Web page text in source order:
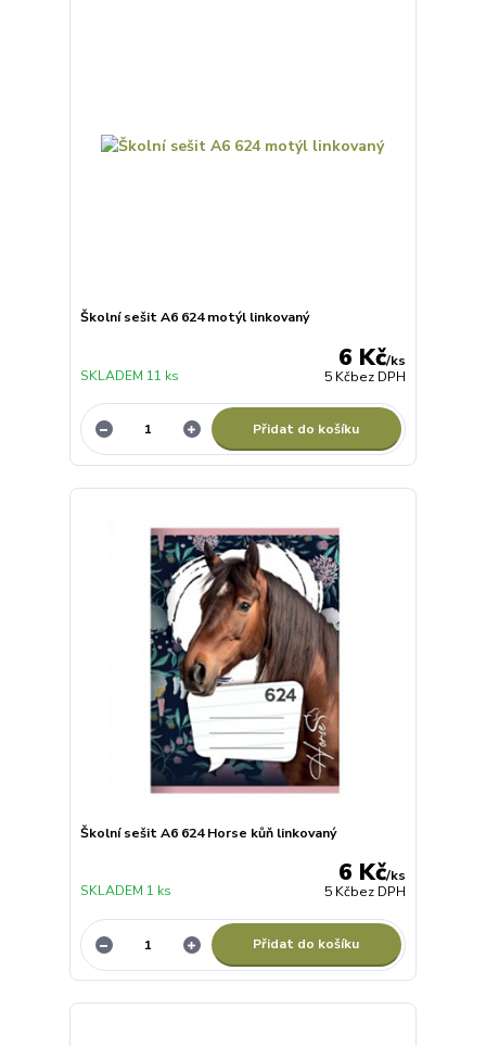
Školní sešit A6 624 motýl linkovaný
6 Kč/ks
5 Kčbez DPH
SKLADEM 11 ks
Přidat do košíku
Školní sešit A6 624 Horse kůň linkovaný
6 Kč/ks
5 Kčbez DPH
SKLADEM 1 ks
Přidat do košíku